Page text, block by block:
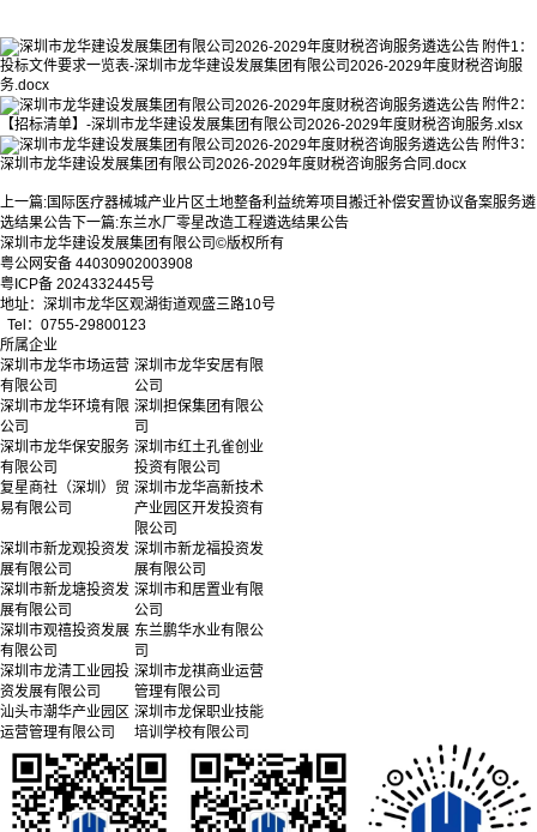
附件1：
投标文件要求一览表-深圳市龙华建设发展集团有限公司2026-2029年度财税咨询服
务.docx
附件2：
【招标清单】-深圳市龙华建设发展集团有限公司2026-2029年度财税咨询服务.xlsx
附件3：
深圳市龙华建设发展集团有限公司2026-2029年度财税咨询服务合同.docx
上一篇:国际医疗器械城产业片区土地整备利益统筹项目搬迁补偿安置协议备案服务遴
选结果公告 下一篇:东兰水厂零星改造工程遴选结果公告
深圳市龙华建设发展集团有限公司©版权所有
粤公网安备 44030902003908
粤ICP备 2024332445号
地址：深圳市龙华区观湖街道观盛三路10号
Tel：0755-29800123
所属企业
深圳市龙华市场运营
有限公司
深圳市龙华安居有限
公司
深圳市龙华环境有限
公司
深圳担保集团有限公
司
深圳市龙华保安服务
有限公司
深圳市红土孔雀创业
投资有限公司
复星商社（深圳）贸
易有限公司
深圳市龙华高新技术
产业园区开发投资有
限公司
深圳市新龙观投资发
展有限公司
深圳市新龙福投资发
展有限公司
深圳市新龙塘投资发
展有限公司
深圳市和居置业有限
公司
深圳市观禧投资发展
有限公司
东兰鹏华水业有限公
司
深圳市龙清工业园投
资发展有限公司
深圳市龙祺商业运营
管理有限公司
汕头市潮华产业园区
运营管理有限公司
深圳市龙保职业技能
培训学校有限公司